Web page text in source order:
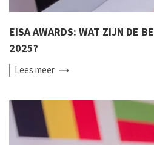
EISA AWARDS: WAT ZIJN DE
2025?
Leesmeer